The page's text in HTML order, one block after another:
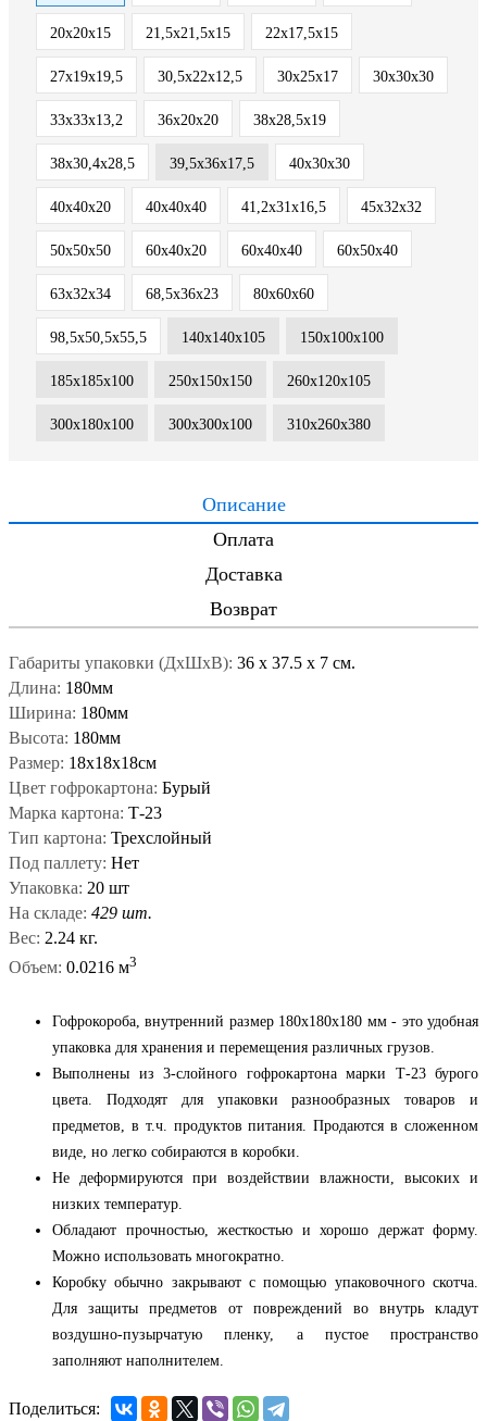
20х20х15 21,5х21,5х15 22х17,5х15
27х19х19,5 30,5х22х12,5 30х25х17 30х30х30
33х33х13,2 36х20х20 38х28,5х19
38х30,4х28,5 39,5х36х17,5 40х30х30
40х40х20 40х40х40 41,2х31х16,5 45х32х32
50х50х50 60х40х20 60х40х40 60х50х40
63х32х34 68,5х36х23 80х60х60
98,5x50,5x55,5 140х140х105 150х100х100
185х185х100 250x150x150 260х120х105
300x180x100 300х300х100 310х260х380
Описание
Оплата
Доставка
Возврат
Габариты упаковки (ДxШxВ): 36 x 37.5 x 7 см.
Длина: 180мм
Ширина: 180мм
Высота: 180мм
Размер: 18х18х18см
Цвет гофрокартона: Бурый
Марка картона: Т-23
Тип картона: Трехслойный
Под паллету: Нет
Упаковка: 20 шт
На складе: 429 шт.
Вес: 2.24 кг.
Объем: 0.0216 м3
Гофрокороба, внутренний размер 180х180х180 мм - это удобная
упаковка для хранения и перемещения различных грузов.
Выполнены из 3-слойного гофрокартона марки Т-23 бурого
цвета. Подходят для упаковки разнообразных товаров и
предметов, в т.ч. продуктов питания. Продаются в сложенном
виде, но легко собираются в коробки.
Не деформируются при воздействии влажности, высоких и
низких температур.
Обладают прочностью, жесткостью и хорошо держат форму.
Можно использовать многократно.
Коробку обычно закрывают с помощью упаковочного скотча.
Для защиты предметов от повреждений во внутрь кладут
воздушно-пузырчатую пленку, а пустое пространство
заполняют наполнителем.
Поделиться: